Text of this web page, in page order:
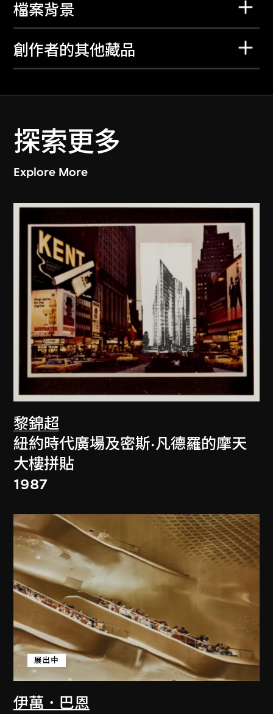
檔案背景
創作者的其他藏品
探索更多
Explore More
黎錦超
紐約時代廣場及密斯·凡德羅的摩天
大樓拼貼
1987
伊萬．巴恩
展出中